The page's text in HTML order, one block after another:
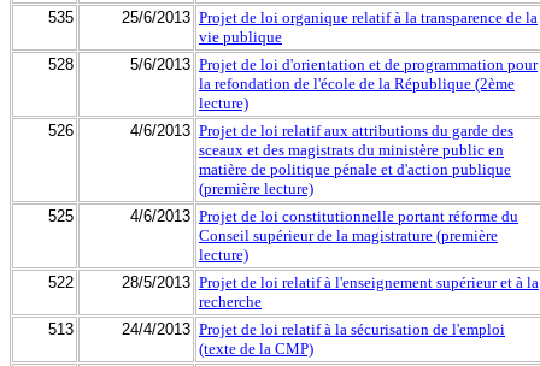
535
25/6/2013 Projet de loi organique relatif à la transparence de la
vie publique
528
5/6/2013 Projet de loi d'orientation et de programmation pour
la refondation de l'école de la République (2ème
lecture)
526
4/6/2013 Projet de loi relatif aux attributions du garde des
sceaux et des magistrats du ministère public en
matière de politique pénale et d'action publique
(première lecture)
525
4/6/2013 Projet de loi constitutionnelle portant réforme du
Conseil supérieur de la magistrature (première
lecture)
522
28/5/2013 Projet de loi relatif à l'enseignement supérieur et à la
recherche
513
24/4/2013 Projet de loi relatif à la sécurisation de l'emploi
(texte de la CMP)